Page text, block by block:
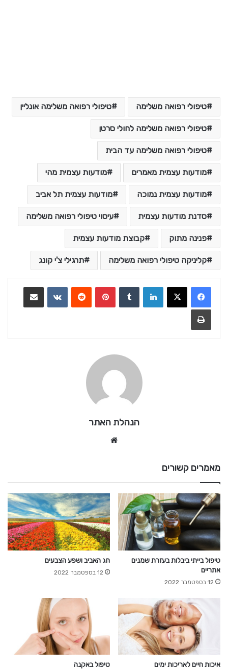
טיפולי רפואה משלימה טיפולי רפואה משלימה אונליין
טיפולי רפואה משלימה לחולי סרטן
טיפולי רפואה משלימה עד הבית
מודעות עצמית מאמרים מודעות עצמית מהי
מודעות עצמית נמוכה מודעות עצמית תל אביב
סדנת מודעות עצמית עיסוי טיפולי רפואה משלימה
פנינה מתוק קבוצת מודעות עצמית
קליניקה טיפולי רפואה משלימה תרגילי צ'י קונג
LinkedIn
Tumblr
Pinterest
Reddit
VKontakteשתף במייל
הדפסה
הנהלת האתר
מאמרים קשורים
טיפול בייתי ביבלות בעזרת שמנים
אתריים
12 בספטמבר 2022
חג האביב ושפע הצבעים
12 בספטמבר 2022
איכות חיים לאריכות ימים טיפול באקנה